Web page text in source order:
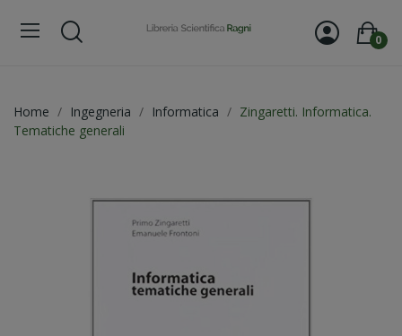
0
Home Ingegneria Informatica
Zingaretti. Informatica.
Tematiche generali